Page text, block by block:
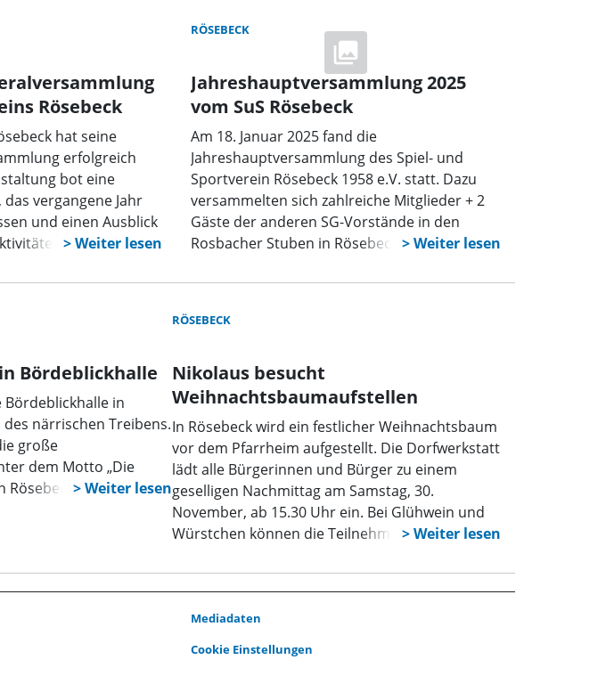
Rösebeck
hat seine
erfolgreich
bot eine
vergangene Jahr
und einen Ausblick
und Ziele des
RÖSEBECK
Jahreshauptversammlung 2025
vom SuS Rösebeck
Am 18. Januar 2025 fand die
Jahreshauptversammlung des Spiel- und
Sportverein Rösebeck 1958 e.V. statt. Dazu
versammelten sich zahlreiche Mitglieder + 2
Gäste der anderen SG-Vorstände in den
Rosbacher Stuben in Rösebeck. Zunächst
aus ihren Sparten: Turngymnastik, Gardetanz,
Altherren-Fußball, Badminton und
Bördeblickhalle
Bördeblickhalle in
närrischen Treibens.
große
dem Motto „Die
Rösebeck“ steht.
RÖSEBECK
Nikolaus besucht
Weihnachtsbaumaufstellen
In Rösebeck wird ein festlicher Weihnachtsbaum
vor dem Pfarrheim aufgestellt. Die Dorfwerkstatt
lädt alle Bürgerinnen und Bürger zu einem
geselligen Nachmittag am Samstag, 30.
November, ab 15.30 Uhr ein. Bei Glühwein und
Würstchen können die Teilnehmer die Vorfreude
Weihnachtsbaum mit kreativen Bastelarbeiten
oder persönlichen Wünschen schmücken. Die
Veranstaltung steht allen Rösebeckern offen. Ein
besonderes Highlight des Nachmittags ist der
Besuch des Nikolaus, der gegen 17.30 Uhr
Mediadaten
Cookie Einstellungen